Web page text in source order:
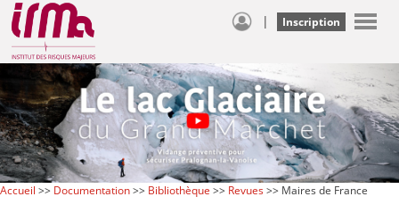
| Inscription
Accueil >> Documentation>> Bibliothèque >> Revues>> Maires de France